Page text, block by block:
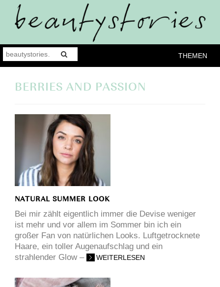
THEMEN
BERRIES AND PASSION
NATURAL SUMMER LOOK
Bei mir zählt eigentlich immer die Devise weniger
ist mehr und vor allem im Sommer bin ich ein
großer Fan von natürlichen Looks. Luftgetrocknete
Haare, ein toller Augenaufschlag und ein
strahlender Glow –
WEITERLESEN